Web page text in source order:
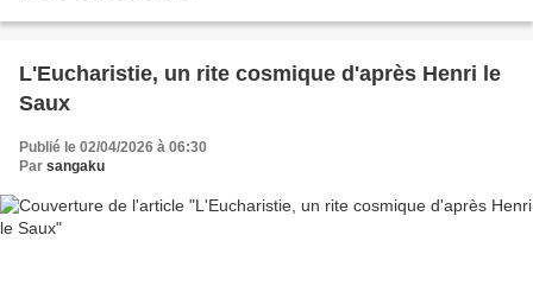
L'Eucharistie, un rite cosmique d'après Henri le
Saux
Publié le 02/04/2026 à 06:30
Par sangaku